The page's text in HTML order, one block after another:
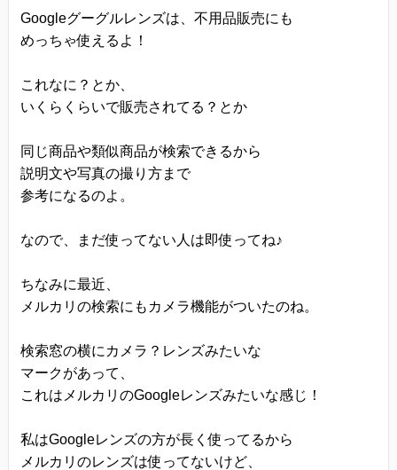
Googleグーグルレンズは、不用品販売にも
めっちゃ使えるよ！
これなに？とか、
いくらくらいで販売されてる？とか
同じ商品や類似商品が検索できるから
説明文や写真の撮り方まで
参考になるのよ。
なので、まだ使ってない人は即使ってね♪
ちなみに最近、
メルカリの検索にもカメラ機能がついたのね。
検索窓の横にカメラ？レンズみたいな
マークがあって、
これはメルカリのGoogleレンズみたいな感じ！
私はGoogleレンズの方が長く使ってるから
メルカリのレンズは使ってないけど、